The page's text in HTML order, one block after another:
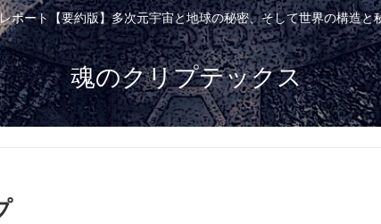
ポート【要約版】多次元宇宙と地球の秘密、そして世界の構造
魂のクリプテックス